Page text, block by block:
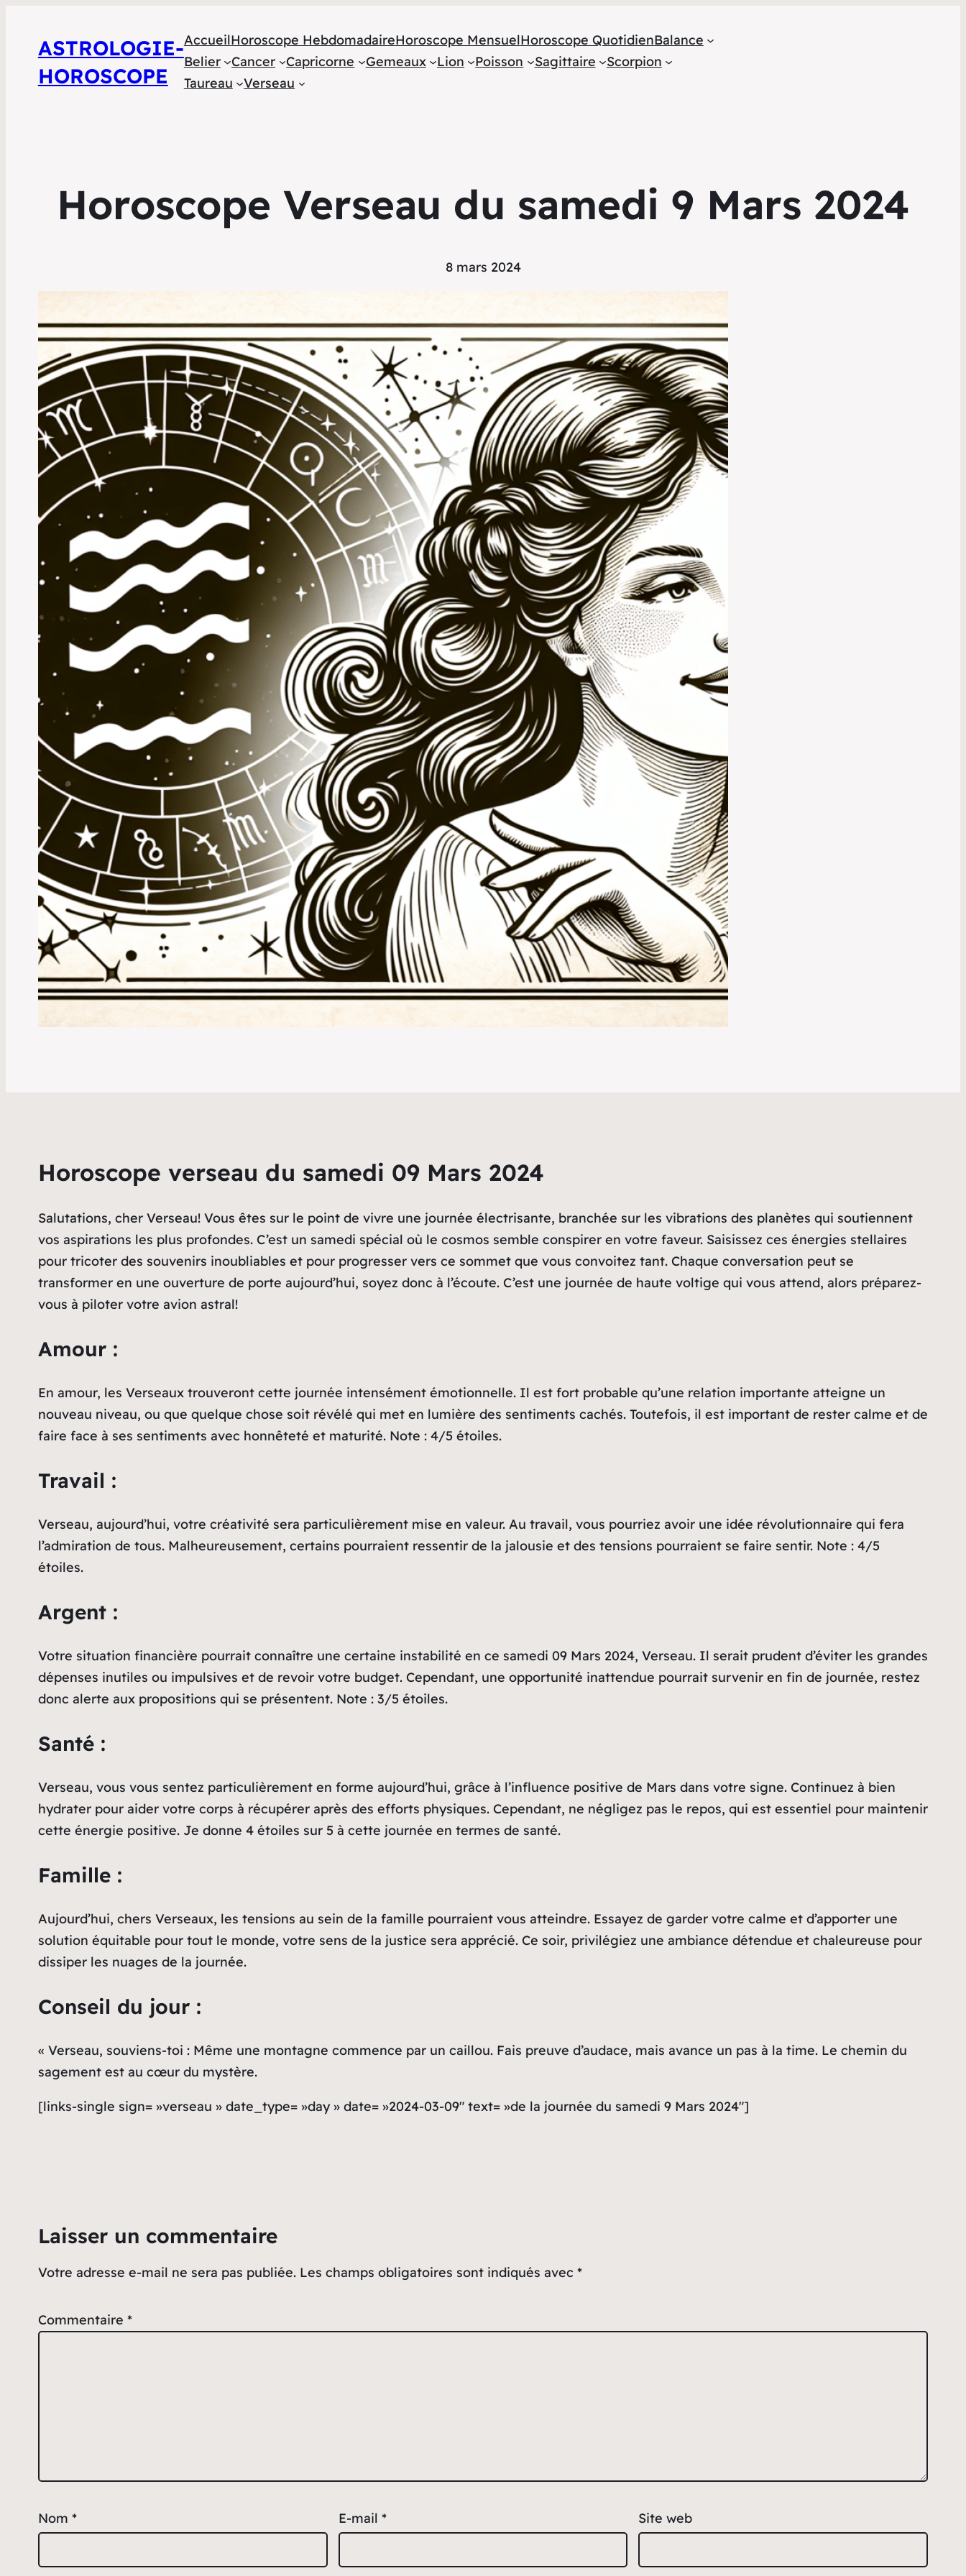
ASTROLOGIE-
HOROSCOPE
AccueilHoroscope HebdomadaireHoroscope MensuelHoroscope QuotidienBalance
Belier
Cancer Capricorne Gemeaux Lion Poisson Sagittaire
Scorpion
Taureau
Verseau
Horoscope Verseau du samedi 9 Mars 2024
8 mars 2024
Horoscope verseau du samedi 09 Mars 2024
Salutations, cher Verseau! Vous êtes sur le point de vivre une journée électrisante, branchée sur les vibrations des planètes qui soutiennent
vos aspirations les plus profondes. C’est un samedi spécial où le cosmos semble conspirer en votre faveur. Saisissez ces énergies stellaires
pour tricoter des souvenirs inoubliables et pour progresser vers ce sommet que vous convoitez tant. Chaque conversation peut se
transformer en une ouverture de porte aujourd’hui, soyez donc à l’écoute. C’est une journée de haute voltige qui vous attend, alors préparez-
vous à piloter votre avion astral!
Amour :
En amour, les Verseaux trouveront cette journée intensément émotionnelle. Il est fort probable qu’une relation importante atteigne un
nouveau niveau, ou que quelque chose soit révélé qui met en lumière des sentiments cachés. Toutefois, il est important de rester calme et de
faire face à ses sentiments avec honnêteté et maturité. Note : 4/5 étoiles.
Travail :
Verseau, aujourd’hui, votre créativité sera particulièrement mise en valeur. Au travail, vous pourriez avoir une idée révolutionnaire qui fera
l’admiration de tous. Malheureusement, certains pourraient ressentir de la jalousie et des tensions pourraient se faire sentir. Note : 4/5
étoiles.
Argent :
Votre situation financière pourrait connaître une certaine instabilité en ce samedi 09 Mars 2024, Verseau. Il serait prudent d’éviter les grandes
dépenses inutiles ou impulsives et de revoir votre budget. Cependant, une opportunité inattendue pourrait survenir en fin de journée, restez
donc alerte aux propositions qui se présentent. Note : 3/5 étoiles.
Santé :
Verseau, vous vous sentez particulièrement en forme aujourd’hui, grâce à l’influence positive de Mars dans votre signe. Continuez à bien
hydrater pour aider votre corps à récupérer après des efforts physiques. Cependant, ne négligez pas le repos, qui est essentiel pour maintenir
cette énergie positive. Je donne 4 étoiles sur 5 à cette journée en termes de santé.
Famille :
Aujourd’hui, chers Verseaux, les tensions au sein de la famille pourraient vous atteindre. Essayez de garder votre calme et d’apporter une
solution équitable pour tout le monde, votre sens de la justice sera apprécié. Ce soir, privilégiez une ambiance détendue et chaleureuse pour
dissiper les nuages de la journée.
Conseil du jour :
« Verseau, souviens-toi : Même une montagne commence par un caillou. Fais preuve d’audace, mais avance un pas à la time. Le chemin du
sagement est au cœur du mystère.
[links-single sign= »verseau » date_type= »day » date= »2024-03-09″ text= »de la journée du samedi 9 Mars 2024″]
Laisser un commentaire
Votre adresse e-mail ne sera pas publiée. Les champs obligatoires sont indiqués avec *
Commentaire *
Nom * E-mail * Site web